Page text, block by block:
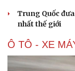
Trung Quốc
nhất thế giới
Ô TÔ - XE